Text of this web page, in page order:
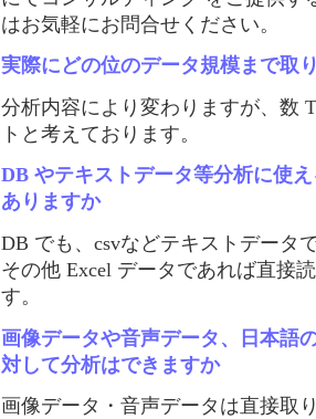
はお気軽にお問合せください。
実際にどの位のデータ規模まで取
分析内容により変わりますが、数
トと考えております。
DB やテキストデータ等分析に使
ありますか
DB でも、csvなどテキストデータ
その他 Excel データであれば直接
す。
画像データや音声データ、日本語
対して分析はできますか
画像データ・音声データは直接取